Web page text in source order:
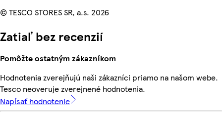
© TESCO STORES SR, a.s. 2026
Zatiaľ bez recenzií
Pomôžte ostatným zákazníkom
Hodnotenia zverejňujú naši zákazníci priamo na našom webe.
Tesco neoveruje zverejnené hodnotenia.
Napísať hodnotenie